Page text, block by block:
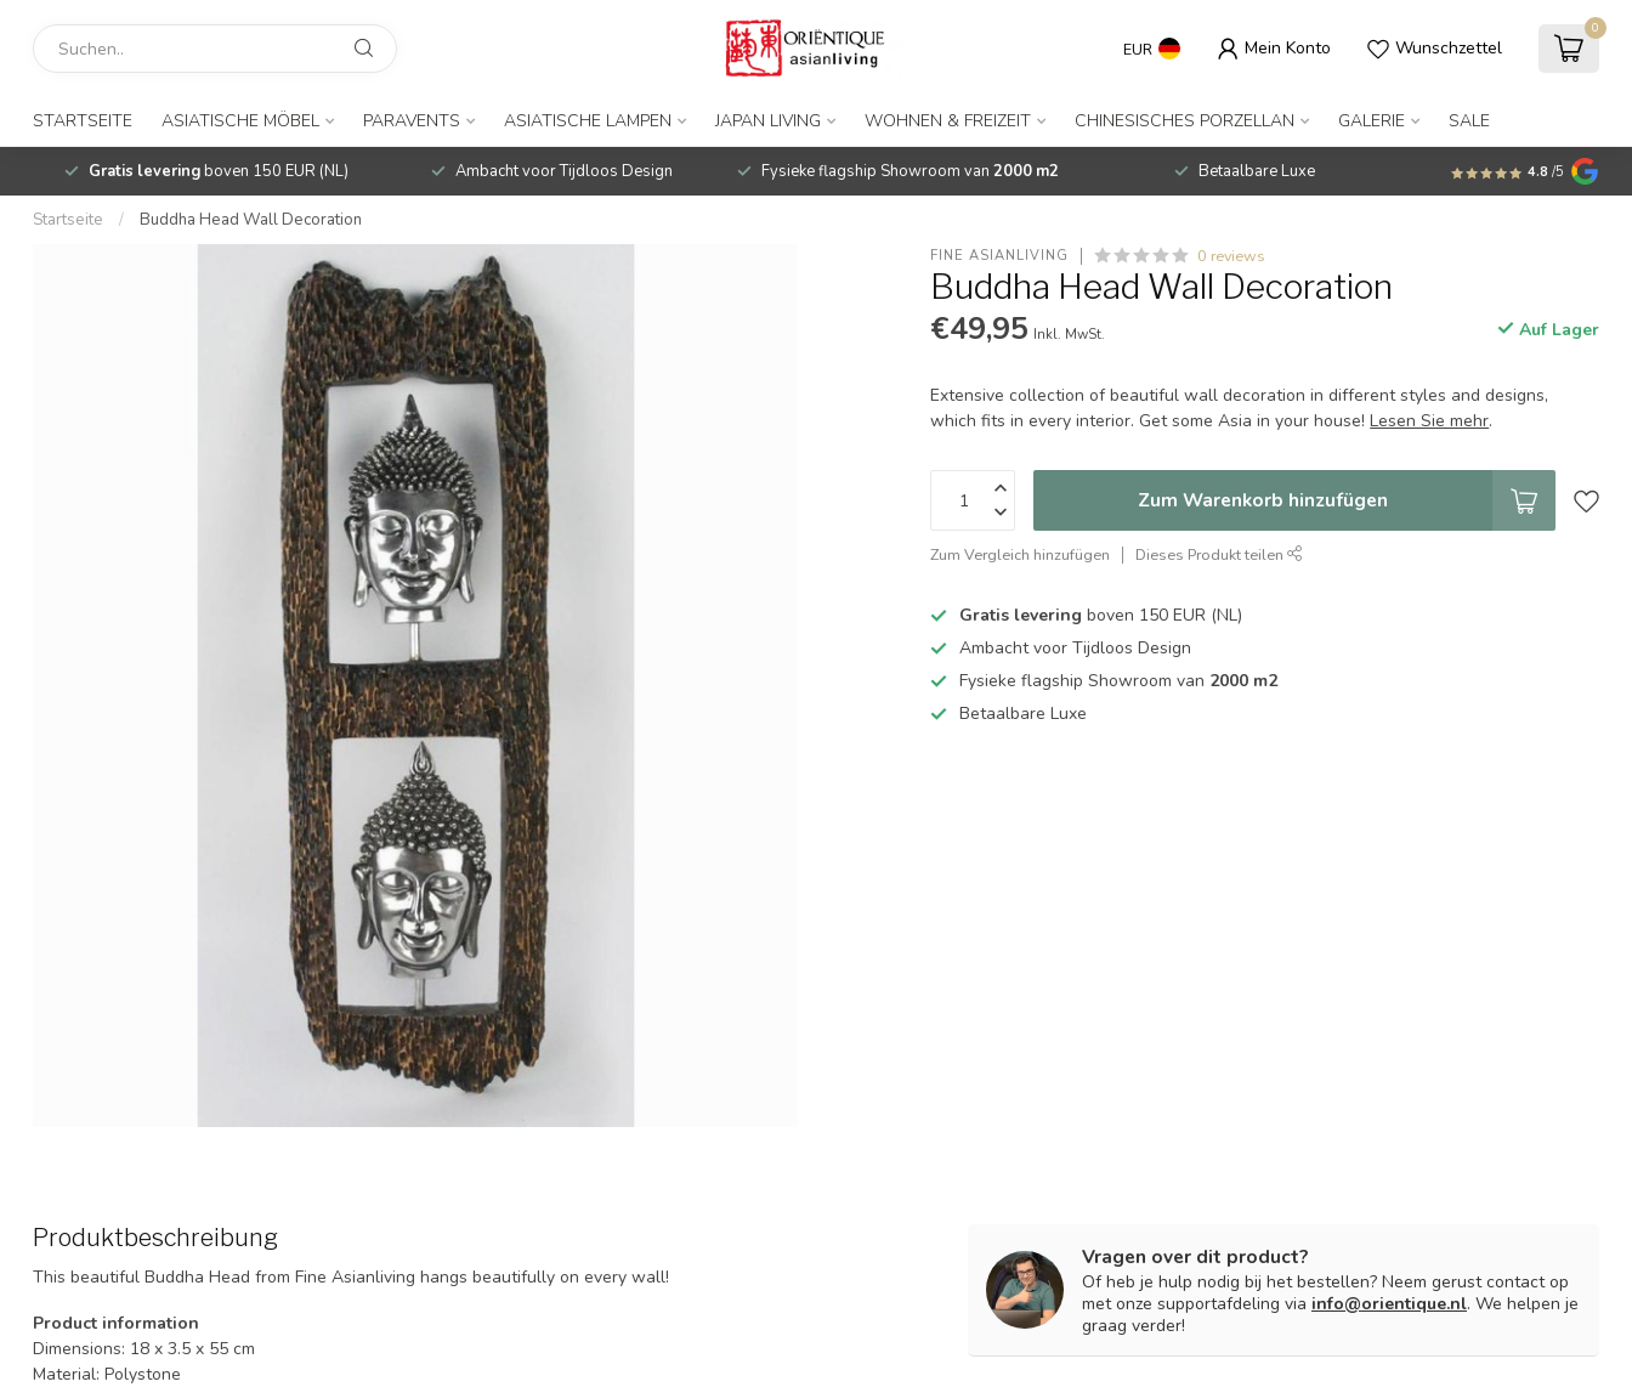
EUR Mein Konto Wunschzettel
0
STARTSEITE ASIATISCHE MÖBEL PARAVENTS ASIATISCHE LAMPEN JAPAN LIVING WOHNEN & FREIZEIT CHINESISCHES PORZELLAN GALERIE SALE
Gratis leveringboven 150 EUR (NL) Ambacht voor Tijdloos Design Fysieke flagship Showroom van 2000 m2 Betaalbare Luxe 4.8 /5
Startseite / Buddha Head Wall Decoration
FINE ASIANLIVING 0 reviews
Buddha Head Wall Decoration
€49,95 Inkl. MwSt. Auf Lager
Extensive collection of beautiful wall decoration in different styles and designs,
which fits in every interior. Get some Asia in your house!Lesen Sie mehr.
Zum Warenkorb hinzufügen
Zum Vergleich hinzufügen Dieses Produkt teilen
Gratis levering boven 150 EUR (NL)
Ambacht voor Tijdloos Design
Fysieke flagship Showroom van 2000 m2
Betaalbare Luxe
Produktbeschreibung
This beautiful Buddha Head from Fine Asianliving hangs beautifully on every wall!
Product information
Dimensions: 18 x 3.5 x 55 cm
Material: Polystone
Vragen over dit product?
Of heb je hulp nodig bij het bestellen? Neem gerust contact op
met onze supportafdeling via info@orientique.nl. We helpen je
graag verder!